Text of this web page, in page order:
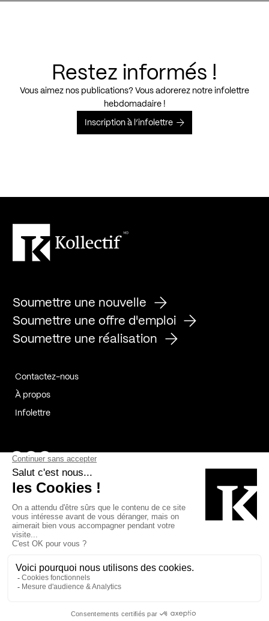
Restez informés !
Vous aimez nos publications? Vous adorerez notre infolettre
hebdomadaire !
Inscription à l’infolettre
Soumettre une nouvelle
Soumettre une offre d'emploi
Soumettre une réalisation
Contactez-nous
À propos
Infolettre
Page Facebook de Kollectif
Page Instagram de Kollectif
Page Linkedin de Kollectif
Bâtiment-Durable-Québec-1
Esquisses-1
MP-1 v2com-1